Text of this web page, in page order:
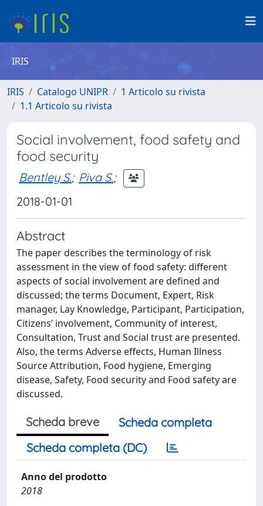
IRIS
IRIS Catalogo UNIPR
1 Articolo su rivista
1.1 Articolo su rivista
Social involvement, food safety and
food security
Bentley S.; Piva S.;
2018-01-01
Abstract
The paper describes the terminology of risk
assessment in the view of food safety: different
aspects of social involvement are defined and
discussed; the terms Document, Expert, Risk
manager, Lay Knowledge, Participant, Participation,
Citizens’ involvement, Community of interest,
Consultation, Trust and Social trust are presented.
Also, the terms Adverse effects, Human Illness
Source Attribution, Food hygiene, Emerging
disease, Safety, Food security and Food safety are
discussed.
Scheda breve
Scheda completa
Scheda completa (DC)
Anno del prodotto
2018